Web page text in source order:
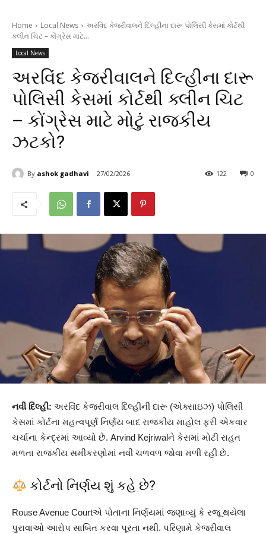
Home Local News
અરવિંદ કેજરીવાલને દિલ્હીના દારૂ પોલિસી કેસમાં કોર્ટથી
ક્લીન ચિટ – કોંગ્રેસ માટે...
Local News
અરવિંદ કેજરીવાલને દિલ્હીના દારૂ
પોલિસી કેસમાં કોર્ટથી ક્લીન ચિટ
– કોંગ્રેસ માટે મોટું રાજકીય
ઝટકો?
By ashok gadhavi 27/02/2026 0
122
નવી દિલ્હી: અરવિંદ કેજરીવાલ દિલ્હીની દારૂ (એક્સાઇઝ) પોલિસી
કેસમાં કોર્ટના મહત્વપૂર્ણ નિર્ણય બાદ રાજકીય માહોલ ફરી એકવાર
ચર્ચાના કેન્દ્રમાં આવ્યો છે. Arvind Kejriwalને કેસમાં મોટી રાહત
મળતા રાજકીય સમીકરણોમાં નવી ચળવળ જોવા મળી રહી છે.
કોર્ટનો નિર્ણય શું કહે છે?
Rouse Avenue Courtએ પોતાના નિર્ણયમાં જણાવ્યું કે રજૂ થયેલા
પુરાવાઓ આરોપ સાબિત કરવા પૂરતા નથી. પરિણામે કેજરીવાલ